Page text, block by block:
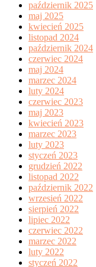
październik 2025
maj 2025
kwiecień 2025
listopad 2024
październik 2024
czerwiec 2024
maj 2024
marzec 2024
luty 2024
czerwiec 2023
maj 2023
kwiecień 2023
marzec 2023
luty 2023
styczeń 2023
grudzień 2022
listopad 2022
październik 2022
wrzesień 2022
sierpień 2022
lipiec 2022
czerwiec 2022
marzec 2022
luty 2022
styczeń 2022